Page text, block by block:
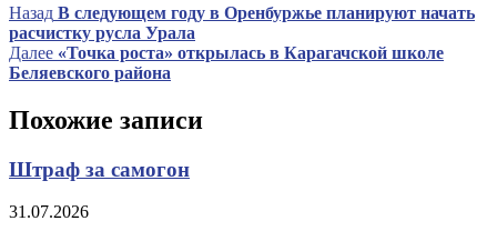
Навигация
по
записям
Назад Предыдущая
запись
В следующем году в Оренбуржье планируют начать
расчистку русла Урала
Далее Следующая
запись
«Точка роста» открылась в Карагачской школе
Беляевского района
Похожие записи
Штраф за самогон
31.07.2026